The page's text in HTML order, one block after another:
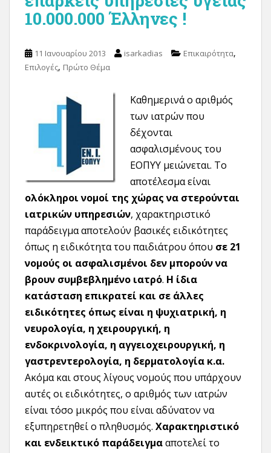
10.000.000 Έλληνες !
11 Ιανουαρίου 2013 isarkadias Επικαιρότητα,
Επιλογές, Πρώτο Θέμα
Καθημερινά ο αριθμός
των ιατρών που
δέχονται
ασφαλισμένους του
ΕΟΠΥΥ μειώνεται. Το
αποτέλεσμα είναι
ολόκληροι νομοί της χώρας να στερούνται
ιατρικών υπηρεσιών, χαρακτηριστικό
παράδειγμα αποτελούν βασικές ειδικότητες
όπως η ειδικότητα του παιδιάτρου όπου σε 21
νομούς οι ασφαλισμένοι δεν μπορούν να
βρουν συμβεβλημένο ιατρό. Η ίδια
κατάσταση επικρατεί και σε άλλες
ειδικότητες όπως είναι η ψυχιατρική, η
νευρολογία, η χειρουργική, η
ενδοκρινολογία, η αγγειοχειρουργική, η
γαστρεντερολογία, η δερματολογία κ.α.
Ακόμα και στους λίγους νομούς που υπάρχουν
αυτές οι ειδικότητες, ο αριθμός των ιατρών
είναι τόσο μικρός που είναι αδύνατον να
εξυπηρετηθεί ο πληθυσμός. Χαρακτηριστικό
και ενδεικτικό παράδειγμααποτελεί το